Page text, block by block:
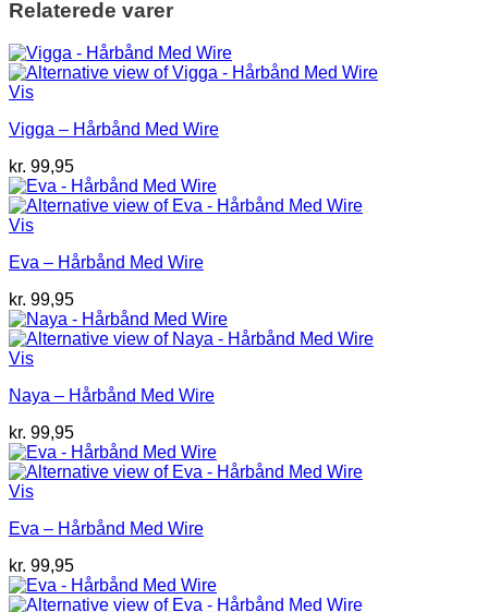
Relaterede varer
Vis
Vigga – Hårbånd Med Wire
kr. 99,95
Vis
Eva – Hårbånd Med Wire
kr. 99,95
Vis
Naya – Hårbånd Med Wire
kr. 99,95
Vis
Eva – Hårbånd Med Wire
kr. 99,95